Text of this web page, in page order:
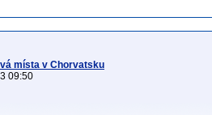
místa v Chorvatsku
09:50